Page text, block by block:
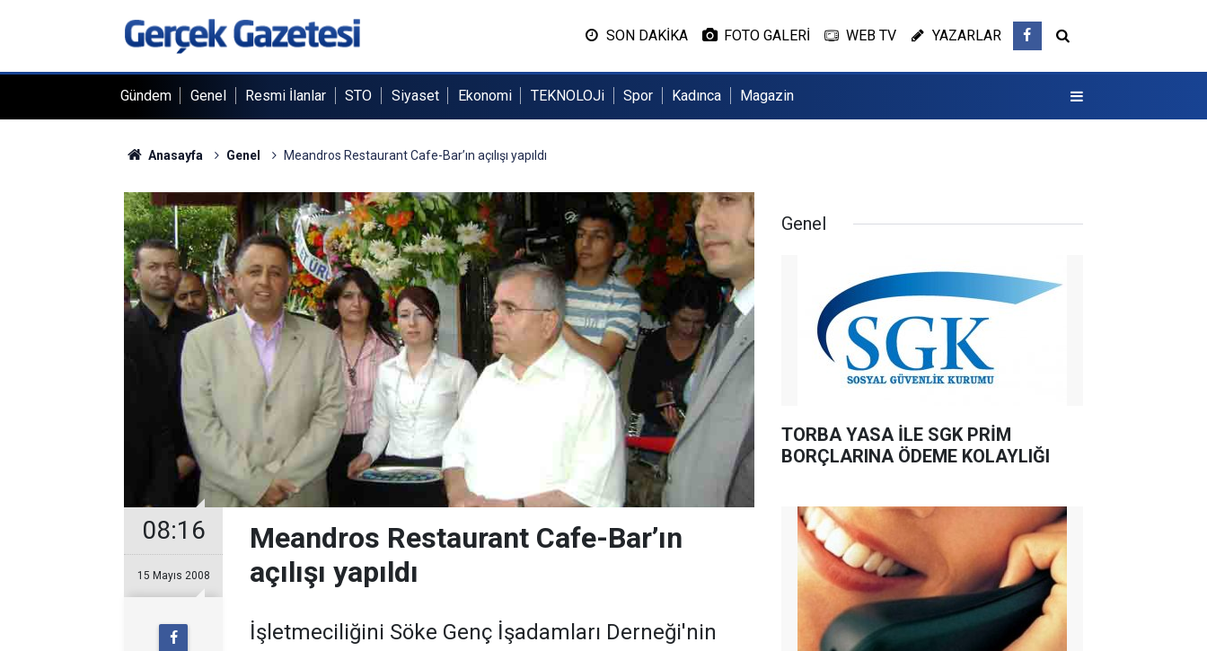
SON DAKİKA FOTO GALERİ WEB TV YAZARLAR
Gündem Genel Resmi İlanlar STO Siyaset Ekonomi TEKNOLOJi Spor Kadınca Magazin
Anasayfa Genel Meandros Restaurant Cafe-Bar’ın açılışı yapıldı
08:16
15 Mayıs 2008
Meandros Restaurant Cafe-Bar’ın
açılışı yapıldı
İşletmeciliğini Söke Genç İşadamları Derneği'nin
Genel
TORBA YASA İLE SGK PRİM
BORÇLARINA ÖDEME KOLAYLIĞI